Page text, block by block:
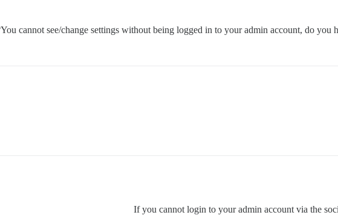
You cannot see/change settings without being logged in to your admin account, do you
If you cannot login to your admin account via the